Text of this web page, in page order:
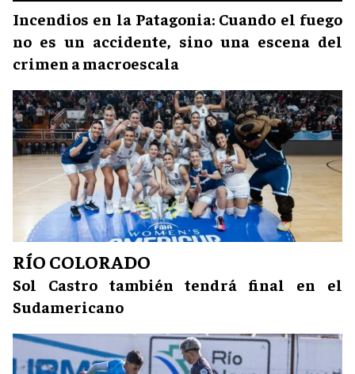
Incendios en la Patagonia: Cuando el fuego
no es un accidente, sino una escena del
crimen a macroescala
RÍO COLORADO
Sol Castro también tendrá final en el
Sudamericano